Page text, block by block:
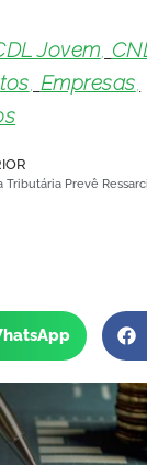
Jovem
Empresas
Tributária Prevê